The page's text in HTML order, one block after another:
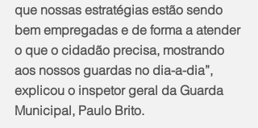
que nossas estratégias estão sendo
bem empregadas e de forma a atender
o que o cidadão precisa, mostrando
aos nossos guardas no dia-a-dia”,
explicou o inspetor geral da Guarda
Municipal, Paulo Brito.